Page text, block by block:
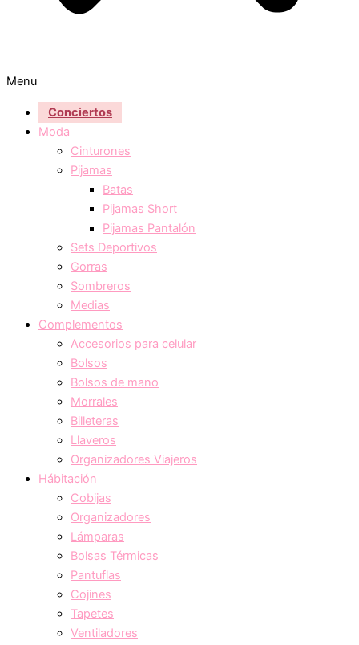
Menu
Conciertos
Moda
Cinturones
Pijamas
Batas
Pijamas Short
Pijamas Pantalón
Sets Deportivos
Gorras
Sombreros
Medias
Complementos
Accesorios para celular
Bolsos
Bolsos de mano
Morrales
Billeteras
Llaveros
Organizadores Viajeros
Hábitación
Cobijas
Organizadores
Lámparas
Bolsas Térmicas
Pantuflas
Cojines
Tapetes
Ventiladores